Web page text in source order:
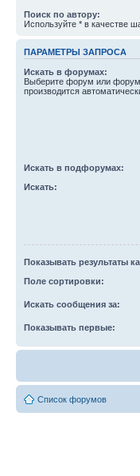
Поиск по автору:
Используйте * в качестве
ПАРАМЕТРЫ ЗАПРОСА
Искать в форумах:
Выберите форум или
производится
Искать в подфорумах:
Искать:
Показывать результаты
Поле сортировки:
Искать сообщения за:
Показывать первые:
Список форумов